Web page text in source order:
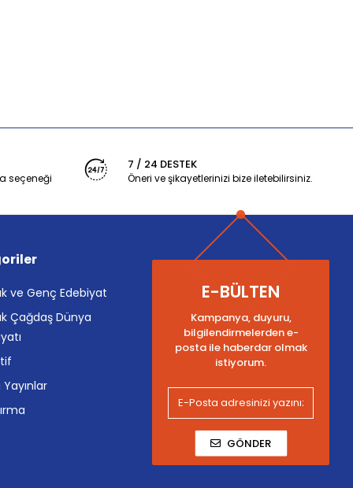
seçeneği
7 / 24 DESTEK
Öneri ve şikayetlerinizi bize iletebilirsiniz.
ve Genç Edebiyat
Çağdaş Dünya
Yayınlar
E-BÜLTEN
Kampanya, duyuru,
bilgilendirmelerden e-
posta ile haberdar olmak
istiyorum.
GÖNDER